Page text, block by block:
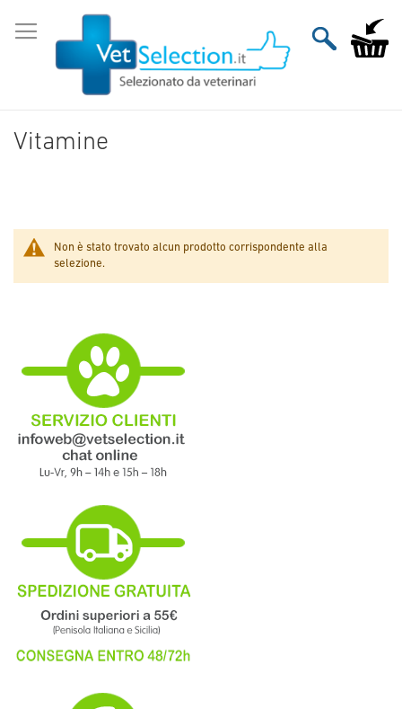
al
contenuto
Carrello
Vitamine
Non è stato trovato alcun prodotto corrispondente alla
selezione.